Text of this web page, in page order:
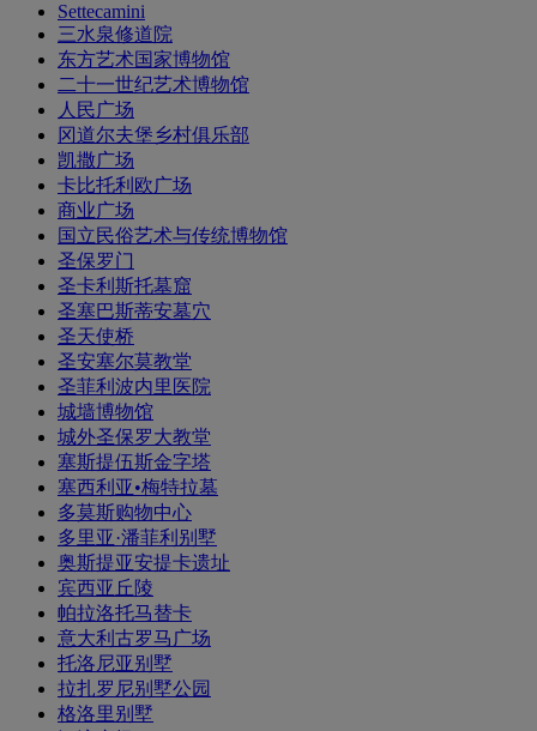
Settecamini
三水泉修道院
东方艺术国家博物馆
二十一世纪艺术博物馆
人民广场
冈道尔夫堡乡村俱乐部
凯撒广场
卡比托利欧广场
商业广场
国立民俗艺术与传统博物馆
圣保罗门
圣卡利斯托墓窟
圣塞巴斯蒂安墓穴
圣天使桥
圣安塞尔莫教堂
圣菲利波内里医院
城墙博物馆
城外圣保罗大教堂
塞斯提伍斯金字塔
塞西利亚•梅特拉墓
多莫斯购物中心
多里亚·潘菲利别墅
奥斯提亚安提卡遗址
宾西亚丘陵
帕拉洛托马替卡
意大利古罗马广场
托洛尼亚别墅
拉扎罗尼别墅公园
格洛里别墅